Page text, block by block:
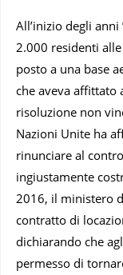
All’inizio degli
2.000 residenti
posto a una base
che aveva affittato
risoluzione non
Nazioni Unite ha
rinunciare al
ingiustamente
2016, il ministero
contratto di
dichiarando che
permesso di